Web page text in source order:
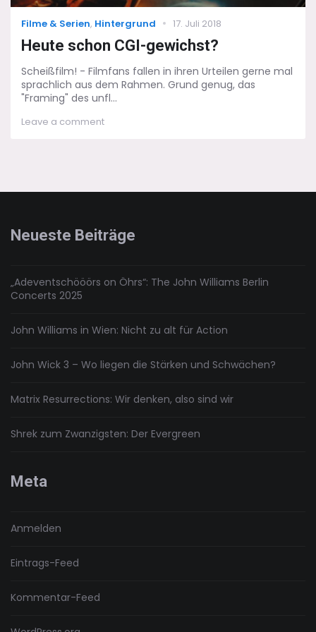
Categories
Filme & Serien, Hintergrund
Posted
17. Juli 2018
Heute schon CGI-gewichst?
Scheißfilm! - Filmfans fallen in ihren Urteilen gerne mal
sprachlich aus dem Rahmen. Grund genug, das
"Framing" des unfl...
Leave a commenton
Neueste Beiträge
„Adeventschööörs on Öhrs“: The John Williams Berlin
Concerts 2025
John Williams in Wien: Nicht zu alt für Action
John Wick 3 – Wo liegen die Stärken und Schwächen?
Matrix Resurrections: Wir denken, also sind wir
Shrek zum Zwanzigsten: Der Evergreen
Meta
Anmelden
Eintrags-Feed
Kommentar-Feed